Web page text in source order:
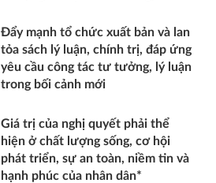
hơn*
Đẩy mạnh tổ chức xuất bản và lan
tỏa sách lý luận, chính trị, đáp ứng
yêu cầu công tác tư tưởng, lý luận
trong bối cảnh mới
Giá trị của nghị quyết phải thể
hiện ở chất lượng sống, cơ hội
phát triển, sự an toàn, niềm tin và
hạnh phúc của nhân dân*